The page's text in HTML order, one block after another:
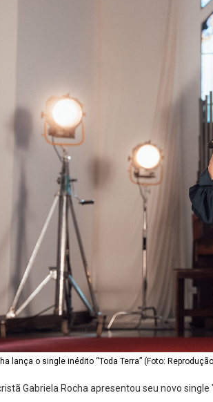
lança o single inédito “Toda Terra” (Foto:
Gabriela Rocha apresentou seu novo